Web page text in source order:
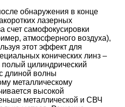
обнаружения в конце
лазерных
счет самофокусировки
атмосферного воздуха),
этот эффект для
конических линз –
цилиндрический
длиной волны
металлическому
высокой
металлической и СВЧ